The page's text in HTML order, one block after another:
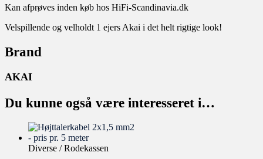
Kan afprøves inden køb hos HiFi-Scandinavia.dk
Velspillende og velholdt 1 ejers Akai i det helt rigtige look!
Brand
AKAI
Du kunne også være interesseret i…
Diverse / Rodekassen